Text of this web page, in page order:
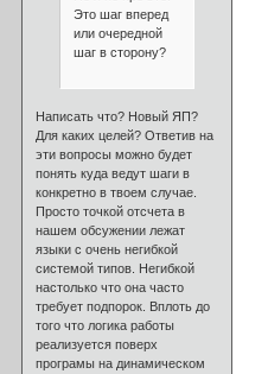
Это шаг вперед
или очередной
шаг в сторону?
Написать что? Новый ЯП?
Для каких целей? Ответив на
эти вопросы можно будет
понять куда ведут шаги в
конкретно в твоем случае.
Просто точкой отсчета в
нашем обсужении лежат
языки с очень негибкой
системой типов. Негибкой
настолько что она часто
требует подпорок. Вплоть до
того что логика работы
реализуется поверх
програмы на динамическом